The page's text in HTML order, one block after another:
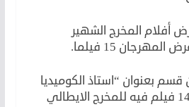
المخرج الشهير
15 فيلما.
بعنوان “استاذ الكوميديا
الابطالية”، تم عرض 14 فيلم فيه للمخرج الايطالي